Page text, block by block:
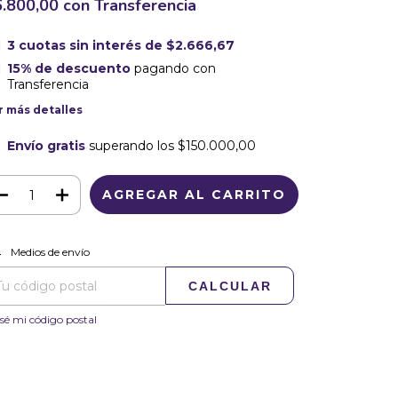
con Transferencia
3 cuotas sin interés de $2.666,67
15% de descuentopagando con
Transferencia
más detalles
Envío gratis superando los $150.000,00
para el CP:
Medios de envío
CALCULAR
mi código postal